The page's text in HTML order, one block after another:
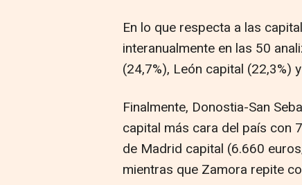
En lo que respecta a las
interanualmente en las 50
(24,7%), León capital (22,3%)
Finalmente, Donostia-San
capital más cara del país con
de Madrid capital (6.660
mientras que Zamora repite